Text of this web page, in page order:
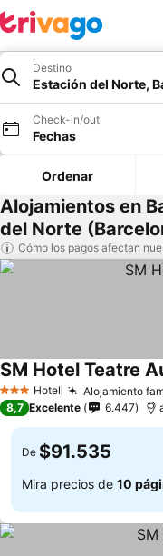
Destino
Estación del Norte,
Check-in/out
Fechas
Ordenar
Alojamientos en
del Norte
Cómo los pagos afectan
3 Estrellas
Hotel Alojamiento
SM Hotel Teatre
8,7 Excelente 6.447
De $91.535
Mira precios de 10